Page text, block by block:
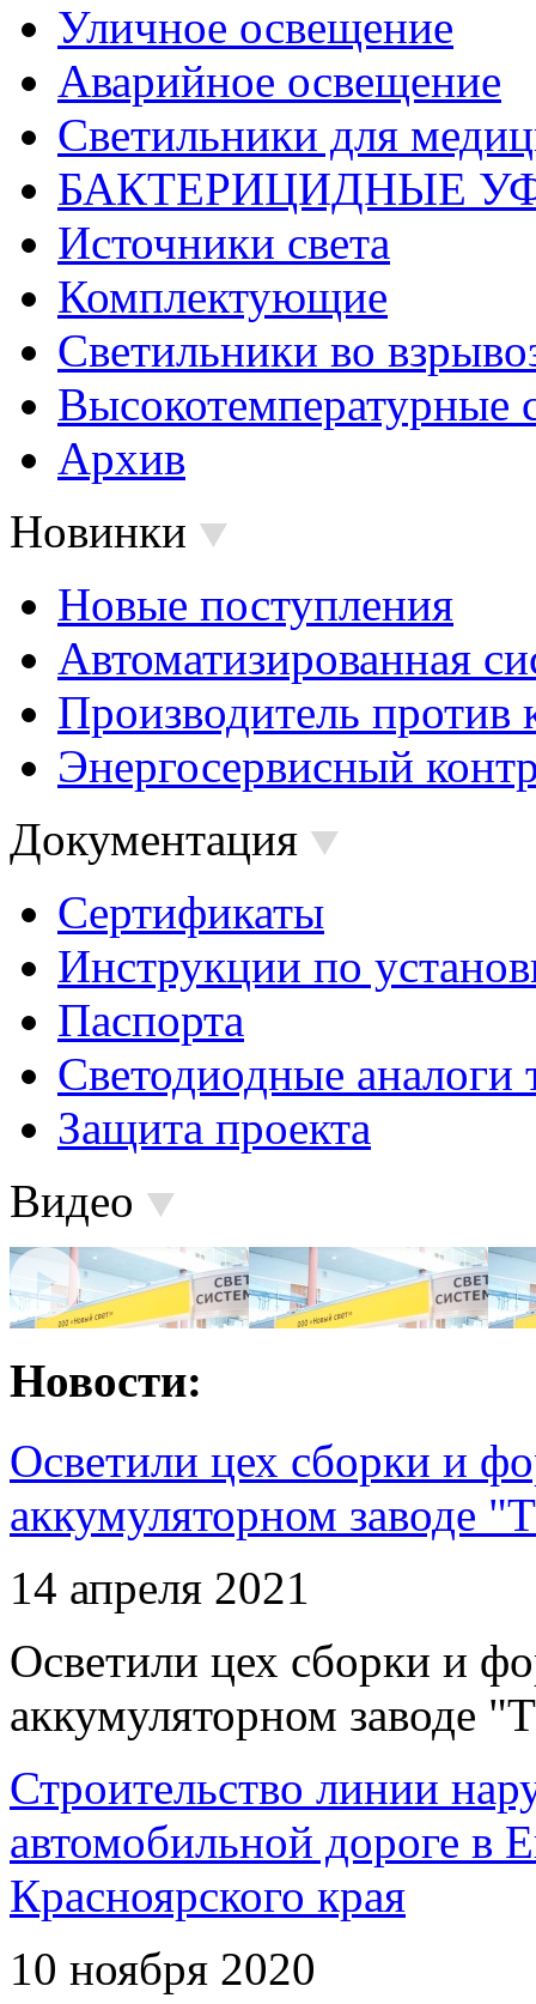
Уличное освещение
Аварийное освещение
Светильники для
БАКТЕРИЦИДНЫЕ
Источники света
Комплектующие
Светильники во
Высокотемпературные
Архив
Новинки
Новые поступления
Автоматизированная
Производитель против
Энергосервисный
Документация
Сертификаты
Инструкции по
Паспорта
Светодиодные аналоги
Защита проекта
Видео
Новости:
Осветили цех сборки и
аккумуляторном заводе
14 апреля 2021
Осветили цех сборки и
аккумуляторном заводе
Строительство линии
автомобильной дороге в
Красноярского края
10 ноября 2020